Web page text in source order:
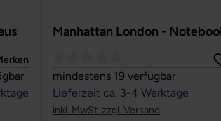
von 5 von 5 Sternen
Manhattan London -
Durchschnittliche Bewertung von
mindestens 19 verfügbar
Lieferzeit ca. 3-4 Werktage
inkl. MwSt. zzgl. Versand